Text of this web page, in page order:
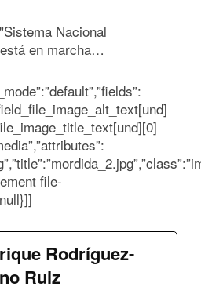
Nacional
en marcha…
file-
Rodríguez-
Ruiz